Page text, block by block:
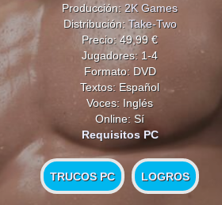
Producción: 2K Games
Distribución: Take-Two
Precio: 49,99 €
Jugadores: 1-4
Formato: DVD
Textos: Español
Voces: Inglés
Online: Sí
Requisitos PC
TRUCOS PC LOGROS